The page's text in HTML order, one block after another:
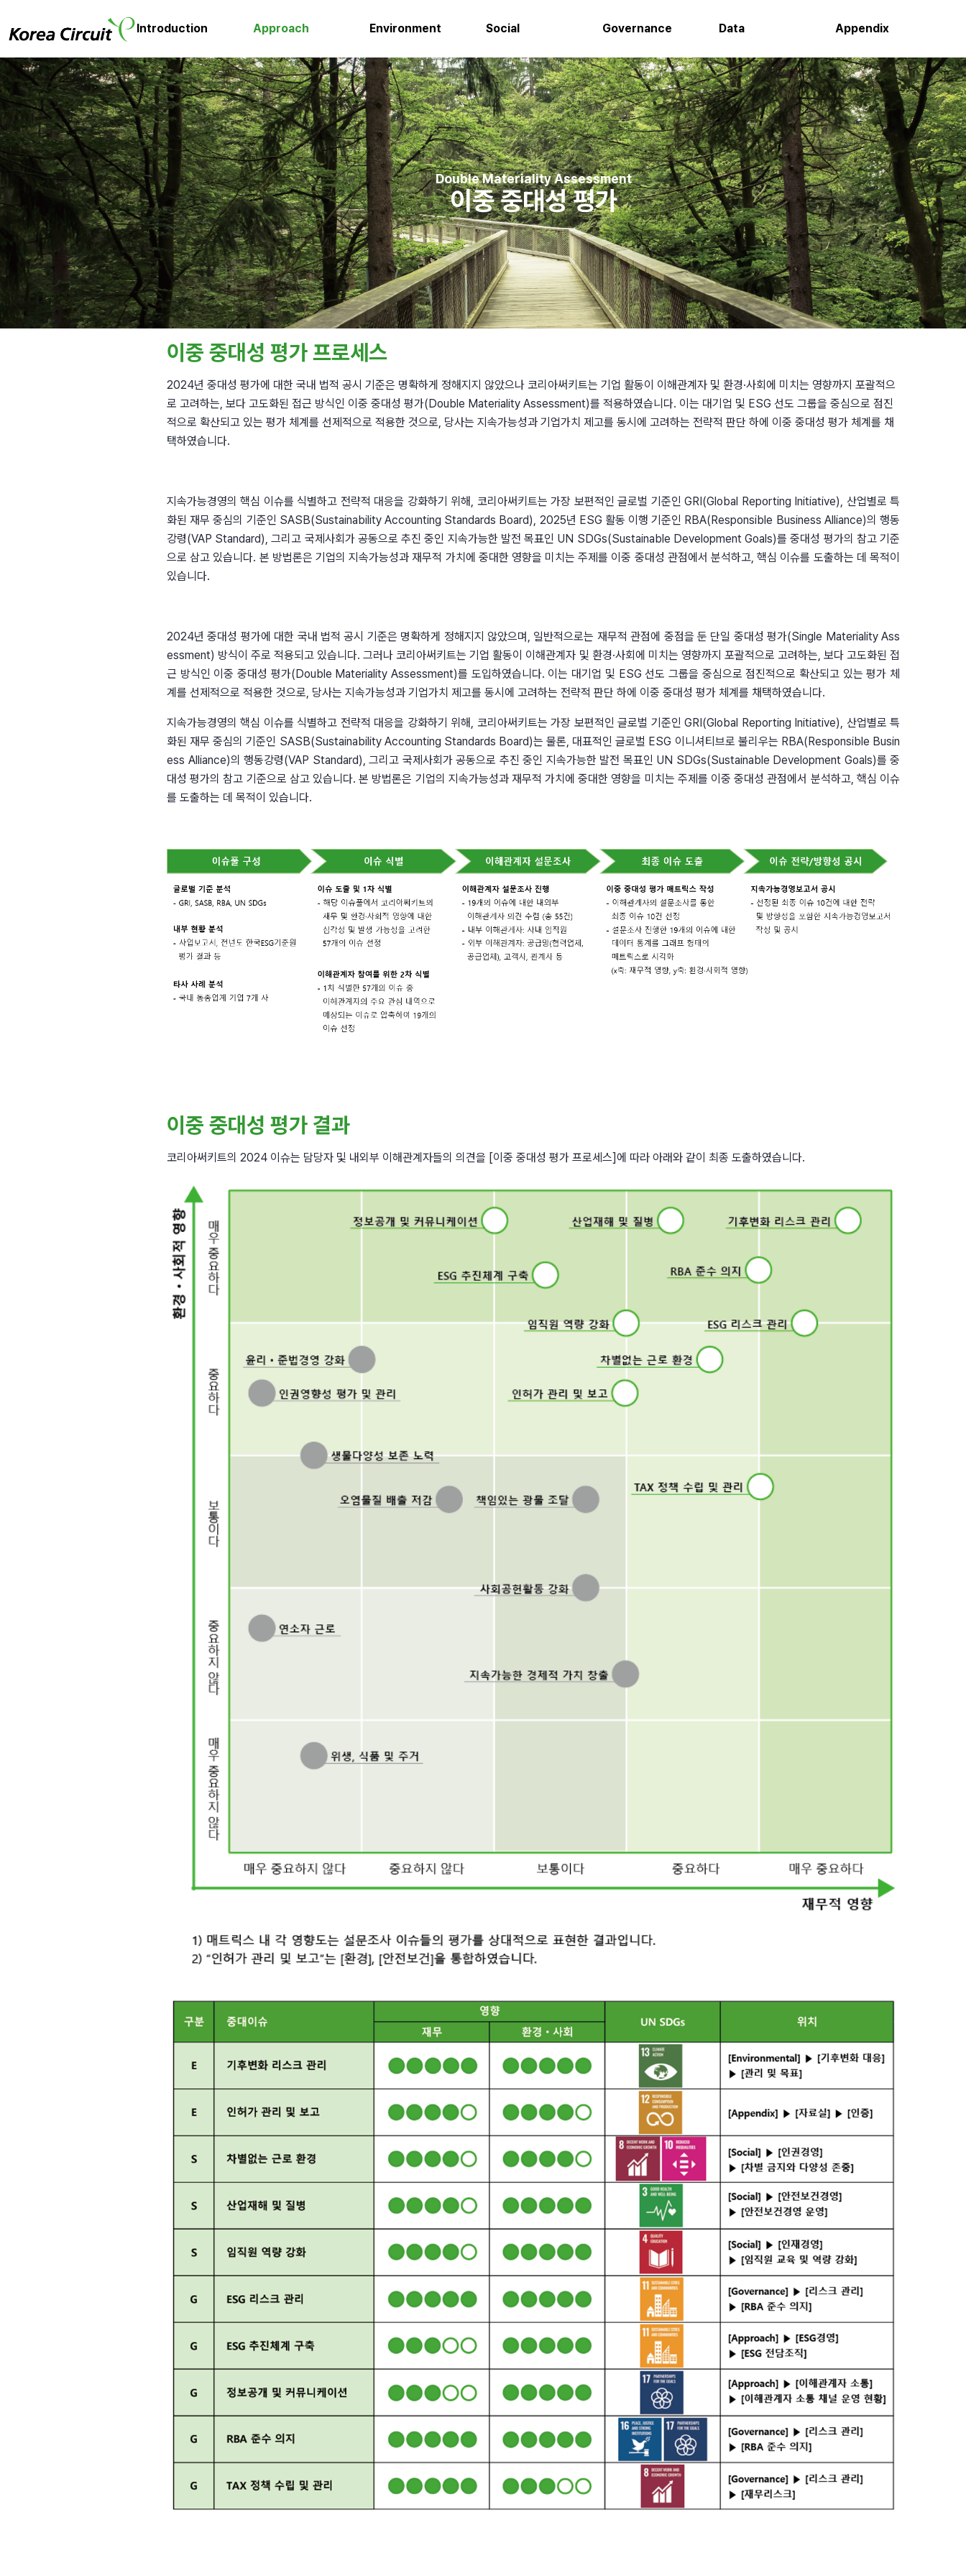
Introduction Approach Environment Social Governance Data Appendix
Double Materiality Assessment
이중 중대성 평가
이중 중대성 평가 프로세스
2024년 중대성 평가에 대한 국내 법적 공시 기준은 명확하게 정해지지 않았으나 코리아써키트는 기업 활동이 이해관계자 및 환경·사회에 미치는 영향까지 포괄적으
로 고려하는, 보다 고도화된 접근 방식인 이중 중대성 평가(Double Materiality Assessment)를 적용하였습니다. 이는 대기업 및 ESG 선도 그룹을 중심으로 점진
적으로 확산되고 있는 평가 체계를 선제적으로 적용한 것으로, 당사는 지속가능성과 기업가치 제고를 동시에 고려하는 전략적 판단 하에 이중 중대성 평가 체계를 채
택하였습니다.
지속가능경영의 핵심 이슈를 식별하고 전략적 대응을 강화하기 위해, 코리아써키트는 가장 보편적인 글로벌 기준인 GRI(Global Reporting Initiative), 산업별로 특
화된 재무 중심의 기준인 SASB(Sustainability Accounting Standards Board), 2025년 ESG 활동 이행 기준인 RBA(Responsible Business Alliance)의 행동
강령(VAP Standard), 그리고 국제사회가 공동으로 추진 중인 지속가능한 발전 목표인 UN SDGs(Sustainable Development Goals)를 중대성 평가의 참고 기준
으로 삼고 있습니다. 본 방법론은 기업의 지속가능성과 재무적 가치에 중대한 영향을 미치는 주제를 이중 중대성 관점에서 분석하고, 핵심 이슈를 도출하는 데 목적이
있습니다.
2024년 중대성 평가에 대한 국내 법적 공시 기준은 명확하게 정해지지 않았으며, 일반적으로는 재무적 관점에 중점을 둔 단일 중대성 평가(Single Materiality Ass
essment) 방식이 주로 적용되고 있습니다. 그러나 코리아써키트는 기업 활동이 이해관계자 및 환경·사회에 미치는 영향까지 포괄적으로 고려하는, 보다 고도화된 접
근 방식인 이중 중대성 평가(Double Materiality Assessment)를 도입하였습니다. 이는 대기업 및 ESG 선도 그룹을 중심으로 점진적으로 확산되고 있는 평가 체
계를 선제적으로 적용한 것으로, 당사는 지속가능성과 기업가치 제고를 동시에 고려하는 전략적 판단 하에 이중 중대성 평가 체계를 채택하였습니다.
지속가능경영의 핵심 이슈를 식별하고 전략적 대응을 강화하기 위해, 코리아써키트는 가장 보편적인 글로벌 기준인 GRI(Global Reporting Initiative), 산업별로 특
화된 재무 중심의 기준인 SASB(Sustainability Accounting Standards Board)는 물론, 대표적인 글로벌 ESG 이니셔티브로 불리우는 RBA(Responsible Busin
ess Alliance)의 행동강령(VAP Standard), 그리고 국제사회가 공동으로 추진 중인 지속가능한 발전 목표인 UN SDGs(Sustainable Development Goals)를 중
대성 평가의 참고 기준으로 삼고 있습니다. 본 방법론은 기업의 지속가능성과 재무적 가치에 중대한 영향을 미치는 주제를 이중 중대성 관점에서 분석하고, 핵심 이슈
를 도출하는 데 목적이 있습니다.
이중 중대성 평가 결과
코리아써키트의 2024 이슈는 담당자 및 내외부 이해관계자들의 의견을 [이중 중대성 평가 프로세스]에 따라 아래와 같이 최종 도출하였습니다.